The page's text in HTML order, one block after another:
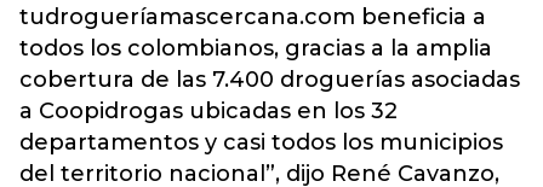
tudrogueríamascercana.com beneficia a
todos los colombianos, gracias a la amplia
cobertura de las 7.400 droguerías asociadas
a Coopidrogas ubicadas en los 32
departamentos y casi todos los municipios
del territorio nacional”, dijo René Cavanzo,